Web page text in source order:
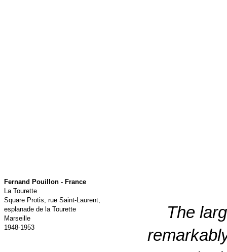
Fernand Pouillon - France
La Tourette
Square Protis, rue Saint-Laurent,
esplanade de la Tourette
Marseille
1948-1953
The